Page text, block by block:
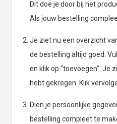
Dit doe je door bij het
Als jouw bestelling
Je ziet nu een overzicht
de bestelling altijd goed.
en klik op “toevoegen”. Je
hebt gekregen. Klik
Dien je persoonlijke
bestelling compleet te